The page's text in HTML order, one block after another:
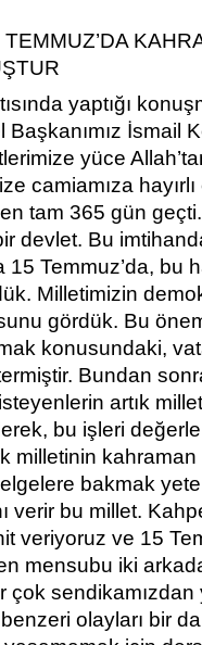
yaptığı
İsmail
yüce
camiamıza
tam 365 gün
devlet. Bu
Temmuz’da, bu
Milletimizin
gördük. Bu
konusundaki,
Bundan
artık
bu işleri
milletinin
bakmak
verir bu millet.
veriyoruz ve 15
mensubu iki
çok sendikamızdan
olayları bir